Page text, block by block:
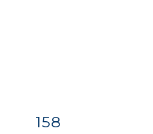
Item detail
158